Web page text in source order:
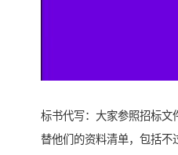
标书代写：大家参照招标文
替他们的资料清单，包括不